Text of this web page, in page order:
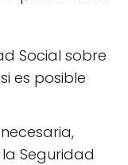
Social sobre
es posible
Seguridad